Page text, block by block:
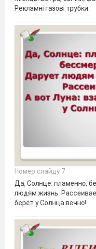
Рекламні газові трубки.
Номер слайду 7
Да, Солнце: пламенно,
людям жизнь.
берёт у Солнца вечно!